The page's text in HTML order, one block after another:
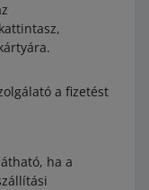
a fizetést
ha a